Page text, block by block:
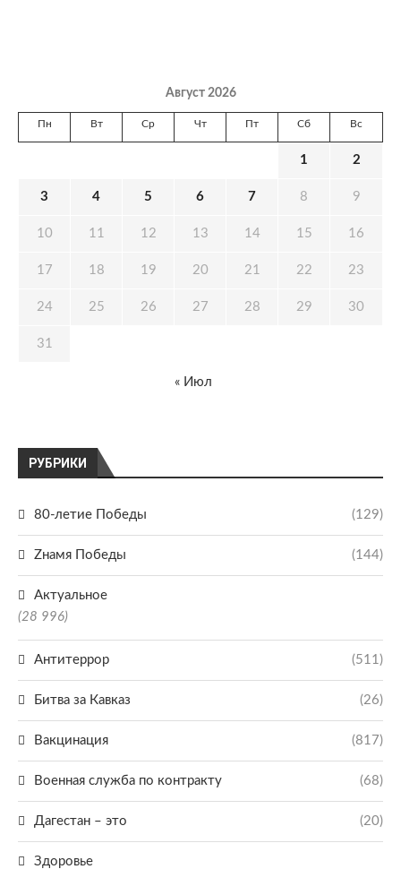
РУБРИКИ
80-летие Победы (129)
Zнамя Победы (144)
Актуальное
(28 996)
Антитеррор (511)
Битва за Кавказ (26)
Вакцинация (817)
Военная служба по контракту (68)
Дагестан – это (20)
Здоровье
Август 2026
Пн Вт Ср Чт Пт Сб Вс
1 2
3 4 5 6 7 8 9
10 11 12 13 14 15 16
17 18 19 20 21 22 23
24 25 26 27 28 29 30
31
« Июл